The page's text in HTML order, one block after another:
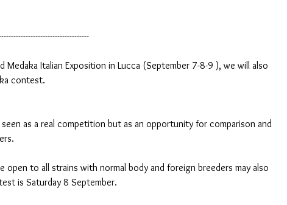
Italian Exposition in Lucca (September 7-8-9 ), we will also
contest.
as a real competition but as an opportunity for comparison and
open to all strains with normal body and foreign breeders may also
is Saturday 8 September.